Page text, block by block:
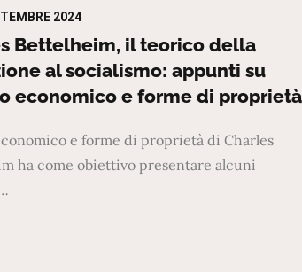
2024
Bettelheim, il teorico della
al socialismo: appunti su
economico e forme di proprietà
e forme di proprietà di Charles
ha come obiettivo presentare alcuni